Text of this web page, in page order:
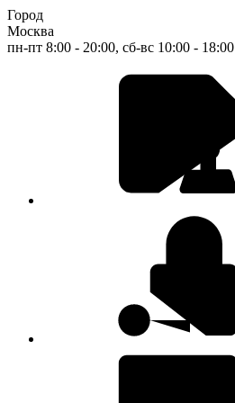
Город
Москва
пн-пт 8:00 - 20:00, сб-вс 10:00 - 18:00